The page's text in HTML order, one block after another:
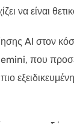
να είναι
AI στον
που